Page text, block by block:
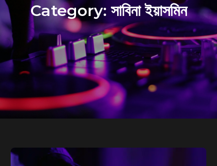
Category: সাবিনা ইয়াসমিন